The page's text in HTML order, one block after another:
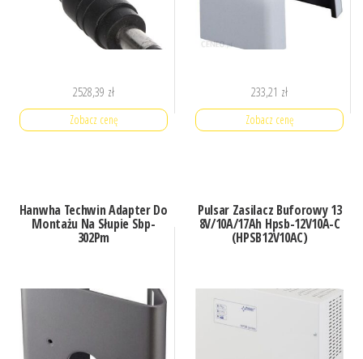
2528,39 zł
Zobacz cenę
233,21 zł
Zobacz cenę
Hanwha Techwin Adapter Do
Montażu Na Słupie Sbp-
302Pm
Pulsar Zasilacz Buforowy 13
8V/10A/17Ah Hpsb-12V10A-C
(HPSB12V10AC)